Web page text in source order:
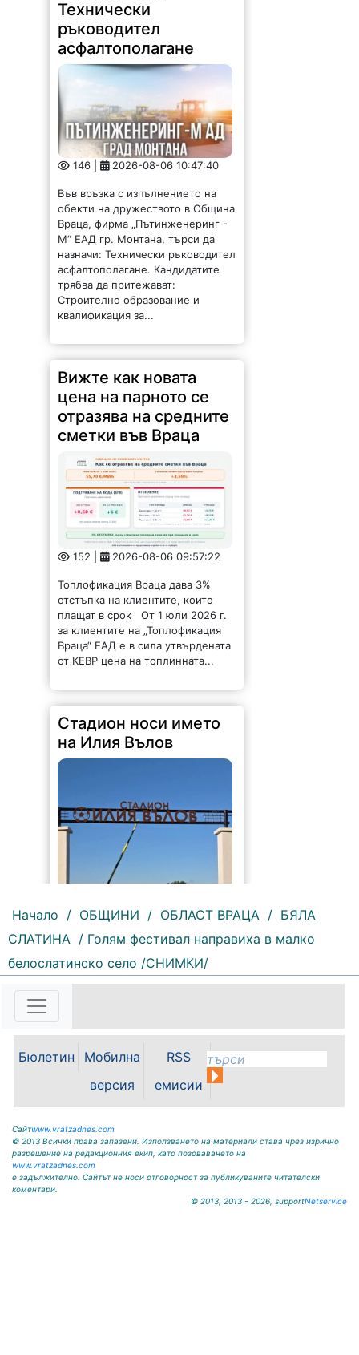
Враца, фирма „Пътинженеринг -
М“ ЕАД гр. Монтана, търси да
назначи: Технически ръководител
асфалтополагане. Кандидатите
трябва да притежават:
Строително образование и
квалификация за...
Вижте как новата
цена на парното се
отразява на средните
сметки във Враца
152 | 2026-08-06 09:57:22
Топлофикация Враца дава 3%
отстъпка на клиентите, които
плащат в срок От 1 юли 2026 г.
за клиентите на „Топлофикация
Враца“ ЕАД е в сила утвърдената
Стадион носи името
на Илия Вълов
159 | 2026-08-06 09:55:43
Кнежа/ и "Ботев" /Враца/ ще
бъде открит градския стадион в
Кнежа. Спортното съоръжение
носи името на легендарния
вратар от близкото минало
Илия...
Начало / ОБЩИНИ / ОБЛАСТ ВРАЦА / БЯЛА
СЛАТИНА / Голям фестивал направиха в малко
белослатинско село /СНИМКИ/
Бюлетин
Мобилна
версия
RSS
емисии
Сайтwww.vratzadnes.com
© 2013 Всички права запазени. Използването на материали става чрез изрично
разрешение на редакционния екип, като позоваването на
www.vratzadnes.com
е задължително. Сайтът не носи отговорност за публикуваните читателски
коментари.
© 2013, 2013 - 2026, supportNetservice